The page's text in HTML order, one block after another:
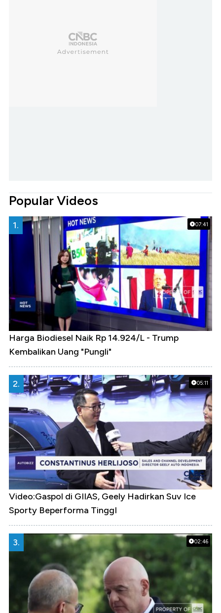
Popular Videos
07:41
1.
Harga Biodiesel Naik Rp 14.924/L - Trump
Kembalikan Uang "Pungli"
05:11
2.
Video:Gaspol di GIIAS, Geely Hadirkan Suv Ice
Sporty Beperforma TinggI
02:46
3.